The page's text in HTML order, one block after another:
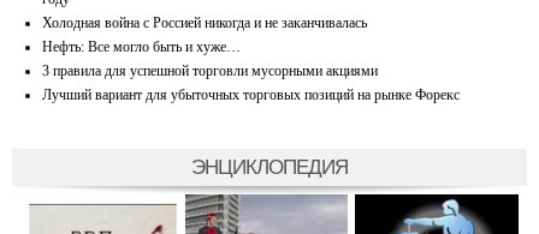
Холодная война с Россией никогда и не заканчивалась
Нефть: Все могло быть и хуже…
3 правила для успешной торговли мусорными акциями
Лучший вариант для убыточных торговых позиций на рынке Форекс
ЭНЦИКЛОПЕДИЯ